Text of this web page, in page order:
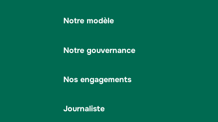
Notre modèle
Notre gouvernance
Nos engagements
Journaliste